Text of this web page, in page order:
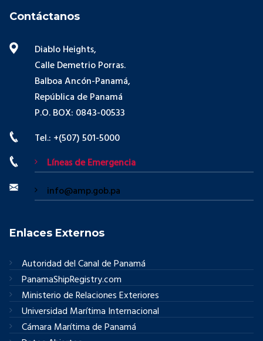
Contáctanos
Diablo Heights,
Calle Demetrio Porras.
Balboa Ancón-Panamá,
República de Panamá
P.O. BOX: 0843-00533
Tel.: +(507) 501-5000
Líneas de Emergencia
info@amp.gob.pa
Enlaces Externos
Autoridad del Canal de Panamá
PanamaShipRegistry.com
Ministerio de Relaciones Exteriores
Universidad Marítima Internacional
Cámara Marítima de Panamá